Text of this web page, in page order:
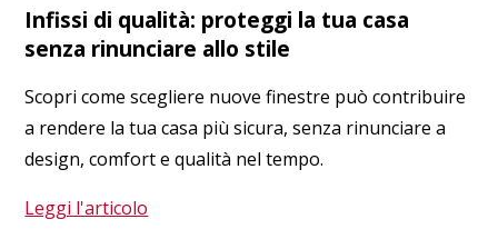
Infissi di qualità: proteggi la tua casa
senza rinunciare allo stile
Scopri come scegliere nuove finestre può contribuire
a rendere la tua casa più sicura, senza rinunciare a
design, comfort e qualità nel tempo.
Leggi l'articolo